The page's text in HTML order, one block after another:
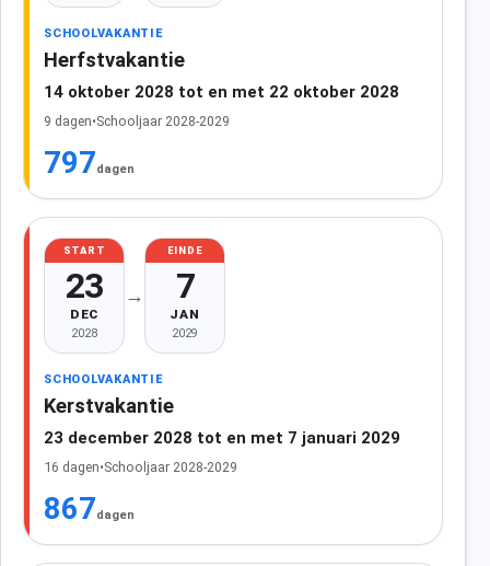
SCHOOLVAKANTIE
Herfstvakantie
14 oktober 2028 tot en met 22 oktober 2028
9 dagen•Schooljaar 2028-2029
797dagen
START
23
DEC
2028
→
EINDE
7
JAN
2029
SCHOOLVAKANTIE
Kerstvakantie
23 december 2028 tot en met 7 januari 2029
16 dagen•Schooljaar 2028-2029
867dagen